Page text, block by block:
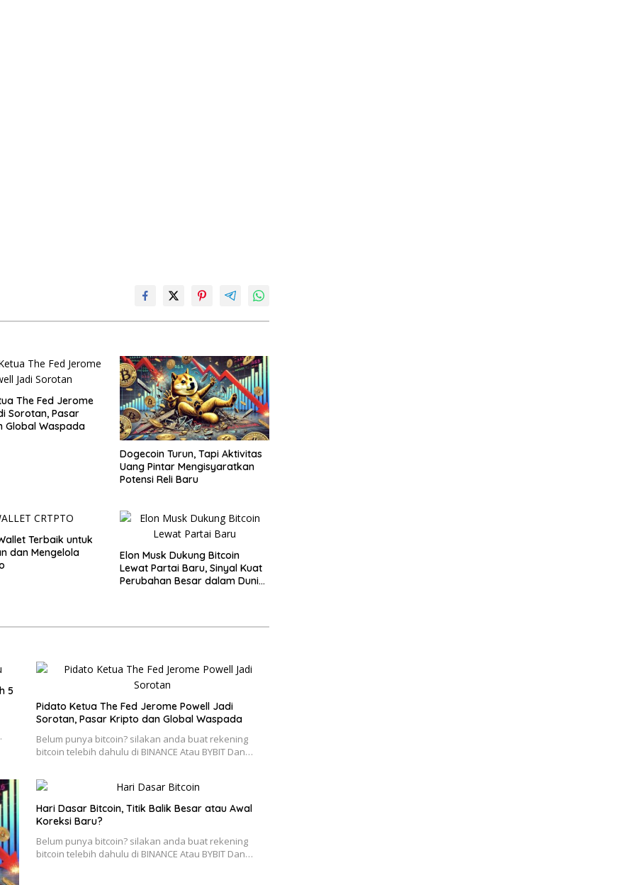
The Fed Jerome
Sorotan, Pasar
Global Waspada
Dogecoin Turun, Tapi Aktivitas
Uang Pintar Mengisyaratkan
Potensi Reli Baru
Terbaik untuk
dan Mengelola
Elon Musk Dukung Bitcoin
Lewat Partai Baru, Sinyal Kuat
Perubahan Besar dalam Dunia
5
Pidato Ketua The Fed Jerome Powell Jadi
Sorotan, Pasar Kripto dan Global Waspada
Belum punya bitcoin? silakan anda buat rekening
bitcoin telebih dahulu di BINANCE Atau BYBIT Dan…
Hari Dasar Bitcoin, Titik Balik Besar atau Awal
Koreksi Baru?
Belum punya bitcoin? silakan anda buat rekening
bitcoin telebih dahulu di BINANCE Atau BYBIT Dan…